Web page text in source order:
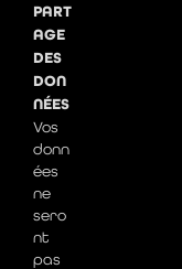
PART
AGE
DES
DON
NÉES
Vos
donn
ées
ne
sero
nt
pas